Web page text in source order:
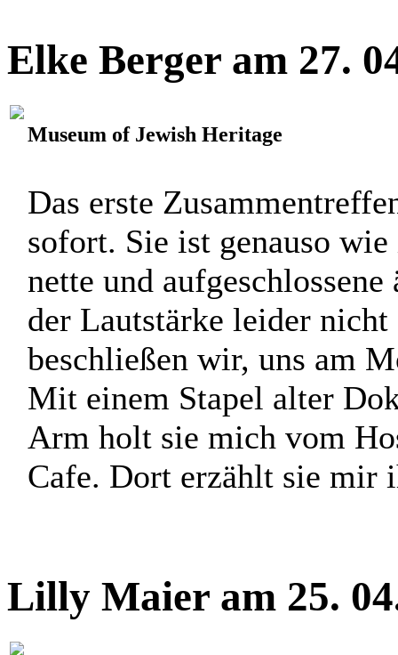
Elke Berger am 27.
Museum of Jewish Heritage
Das erste
sofort. Sie ist genauso
nette und
der Lautstärke leider
beschließen wir, uns am
Mit einem Stapel alter
Arm holt sie mich vom
Cafe. Dort erzählt sie mir
Lilly Maier am 25.